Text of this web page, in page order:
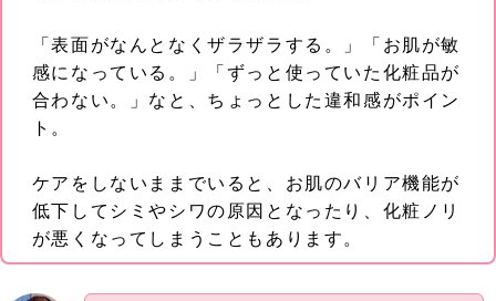
「表面がなんとなくザラザラする。」「お肌が敏
感になっている。」「ずっと使っていた化粧品が
合わない。」なと、ちょっとした違和感がポイン
ト。
ケアをしないままでいると、お肌のバリア機能が
低下してシミやシワの原因となったり、化粧ノリ
が悪くなってしまうこともあります。